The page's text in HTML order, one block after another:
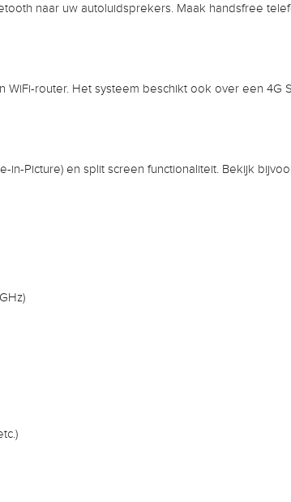
naar uw autoluidsprekers. Maak handsfree
router. Het systeem beschikt ook over een
Picture) en split screen functionaliteit. Bekijk